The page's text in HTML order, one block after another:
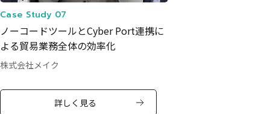
Case Study 07
ノーコードツールとCyber Port連携に
よる貿易業務全体の効率化
株式会社メイク
詳しく見る